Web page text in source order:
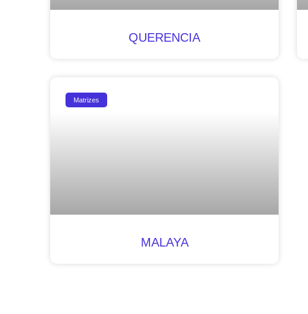
QUERENCIA
Matrizes
MALAYA